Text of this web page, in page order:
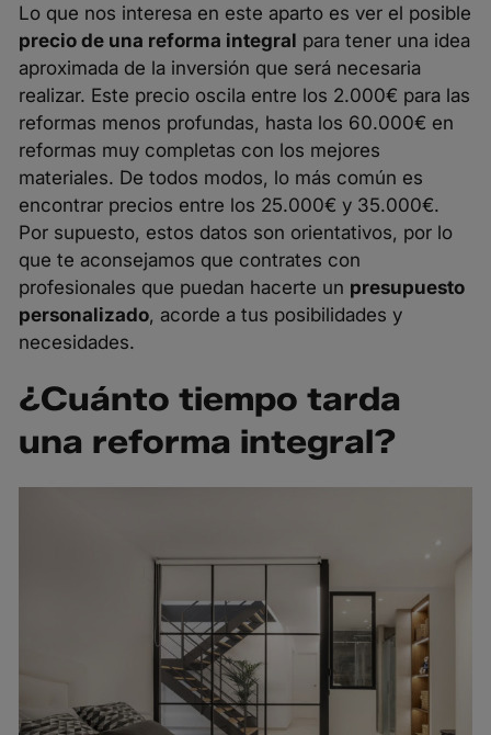
Lo que nos interesa en este aparto es ver el posible
precio de una reforma integral para tener una idea
aproximada de la inversión que será necesaria
realizar. Este precio oscila entre los 2.000€ para las
reformas menos profundas, hasta los 60.000€ en
reformas muy completas con los mejores
materiales. De todos modos, lo más común es
encontrar precios entre los 25.000€ y 35.000€.
Por supuesto, estos datos son orientativos, por lo
que te aconsejamos que contrates con
profesionales que puedan hacerte un presupuesto
personalizado, acorde a tus posibilidades y
necesidades.
¿Cuánto tiempo tarda
una reforma integral?